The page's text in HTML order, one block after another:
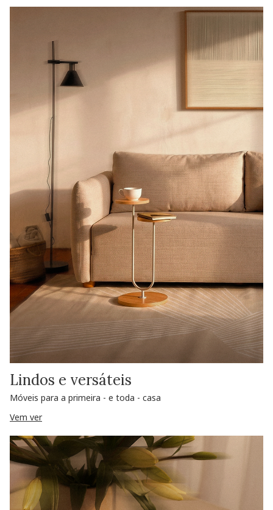
Lindos e versáteis
Móveis para a primeira - e toda - casa
Vem ver